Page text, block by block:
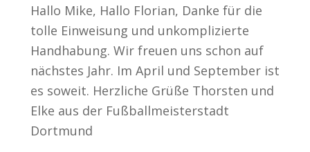
Hallo Mike, Hallo Florian, Danke für die
tolle Einweisung und unkomplizierte
Handhabung. Wir freuen uns schon auf
nächstes Jahr. Im April und September ist
es soweit. Herzliche Grüße Thorsten und
Elke aus der Fußballmeisterstadt
Dortmund